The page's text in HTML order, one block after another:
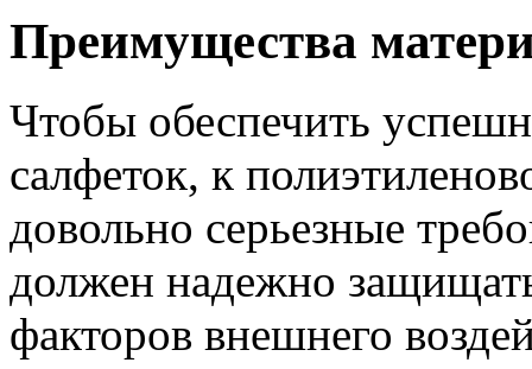
Преимущества
Чтобы обеспечить
салфеток, к
довольно серьезные
должен надежно
факторов внешнего